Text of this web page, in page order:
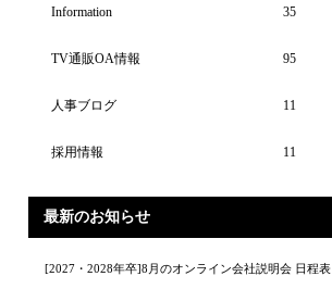
Information 35
TV通販OA情報 95
人事ブログ 11
採用情報 11
最新のお知らせ
[2027・2028年卒]8月のオンライン会社説明会 日程表